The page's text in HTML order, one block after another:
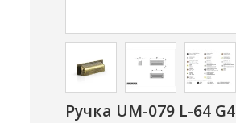
Ручка UM-079 L-64 G4